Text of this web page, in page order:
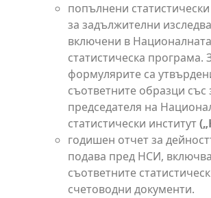
попълнени
за задължителни
включени в Националната
статистическа програма.
формулярите са
съответните образци със
председателя на
статистически институт
годишен отчет за
подава пред НСИ,
съответните
счетоводни документи.